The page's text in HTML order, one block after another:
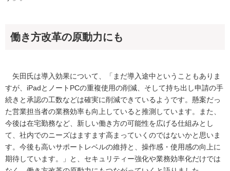
働き方改革の原動力にも
矢田氏は導入効果について、「まだ導入途中ということもありま
すが、iPadとノートPCの重複使用の削減、そして持ち出し申請の手
続きと承認の工数などは確実に削減できているようです。懸案だっ
た営業担当者の業務効率も向上していると推測しています。また、
今後は在宅勤務など、新しい働き方の可能性を広げる仕組みとし
て、社内でのニーズはますます高まっていくのではないかと思いま
す。今後も高いサポートレベルの維持と、操作感・使用感の向上に
期待しています。」と、セキュリティー強化や業務効率化だけでは